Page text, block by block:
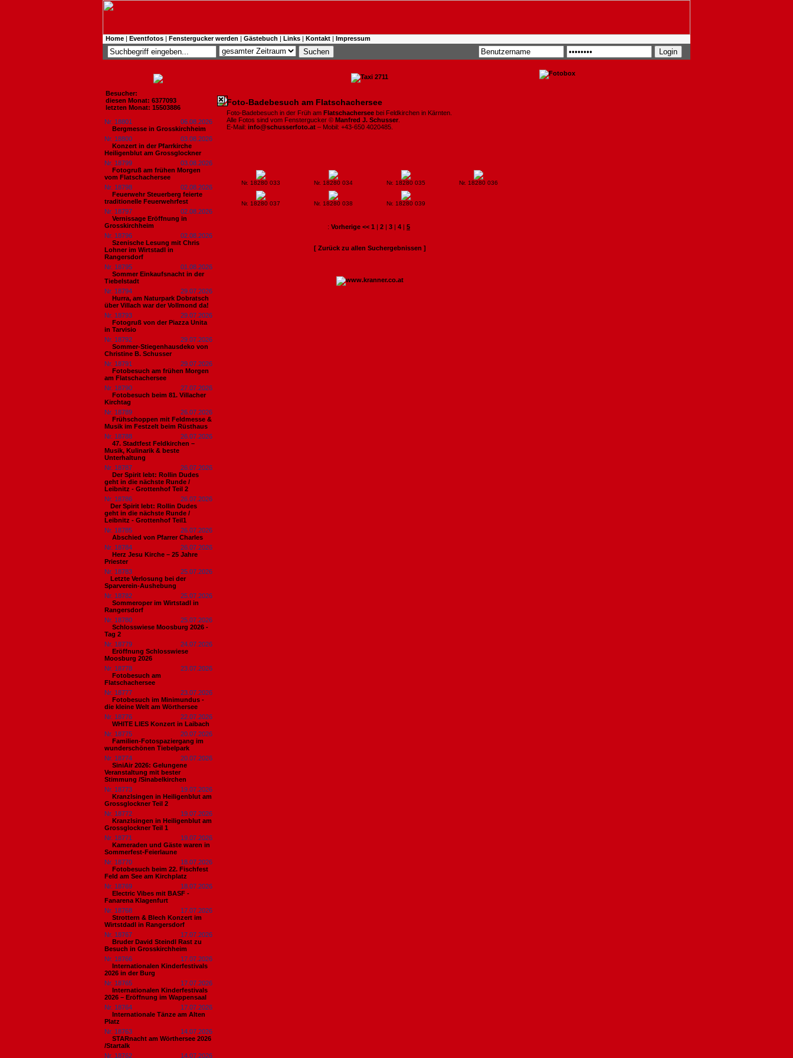
Home | Eventfotos | Fenstergucker werden | Gästebuch | Links | Kontakt | Impressum
Besucher:
diesen Monat: 6377093
letzten Monat: 15503886
Nr. 18801
06.08.2026
Bergmesse in Grosskirchheim
Nr. 18800
03.08.2026
Konzert in der Pfarrkirche
Heiligenblut am Grossglockner
Nr. 18799
03.08.2026
Fotogruß am frühen Morgen
vom Flatschachersee
Nr. 18798
02.08.2026
Feuerwehr Steuerberg feierte
traditionelle Feuerwehrfest
Nr. 18797
02.08.2026
Vernissage Eröffnung in
Grosskirchheim
Nr. 18796
02.08.2026
Szenische Lesung mit Chris
Lohner im Wirtstadl in
Rangersdorf
Nr. 18795
01.08.2026
Sommer Einkaufsnacht in der
Tiebelstadt
Nr. 18794
29.07.2026
Hurra, am Naturpark Dobratsch
über Villach war der Vollmond da!
Nr. 18793
29.07.2026
Fotogruß von der Piazza Unita
in Tarvisio
Nr. 18792
29.07.2026
Sommer-Stiegenhausdeko von
Christine B. Schusser
Nr. 18791
29.07.2026
Fotobesuch am frühen Morgen
am Flatschachersee
Nr. 18790
27.07.2026
Fotobesuch beim 81. Villacher
Kirchtag
Nr. 18789
26.07.2026
Frühschoppen mit Feldmesse &
Musik im Festzelt beim Rüsthaus
Nr. 18788
26.07.2026
47. Stadtfest Feldkirchen –
Musik, Kulinarik & beste
Unterhaltung
Nr. 18787
26.07.2026
Der Spirit lebt: Rollin Dudes
geht in die nächste Runde /
Leibnitz - Grottenhof Teil 2
Nr. 18786
26.07.2026
​Der Spirit lebt: Rollin Dudes
geht in die nächste Runde /
Leibnitz - Grottenhof Teil1
Nr. 18785
26.07.2026
Abschied von Pfarrer Charles
Nr. 18784
26.07.2026
Herz Jesu Kirche – 25 Jahre
Priester
Nr. 18783
25.07.2026
​Letzte Verlosung bei der
Sparverein-Aushebung
Nr. 18782
25.07.2026
Sommeroper im Wirtstadl in
Rangersdorf
Nr. 18780
25.07.2026
Schlosswiese Moosburg 2026 -
Tag 2
Nr. 18779
24.07.2026
Eröffnung Schlosswiese
Moosburg 2026
Nr. 18778
23.07.2026
Fotobesuch am
Flatschachersee
Nr. 18777
23.07.2026
Fotobesuch im Minimundus -
die kleine Welt am Wörthersee
Nr. 18776
22.07.2026
WHITE LIES Konzert in Laibach
Nr. 18775
20.07.2026
Familien-Fotospaziergang im
wunderschönen Tiebelpark
Nr. 18774
20.07.2026
SiniAir 2026: Gelungene
Veranstaltung mit bester
Stimmung /Sinabelkirchen
Nr. 18773
19.07.2026
Kranzlsingen in Heiligenblut am
Grossglockner Teil 2
Nr. 18772
19.07.2026
Kranzlsingen in Heiligenblut am
Grossglockner Teil 1
Nr. 18771
19.07.2026
Kameraden und Gäste waren in
Sommerfest-Feierlaune
Nr. 18770
18.07.2026
Fotobesuch beim 22. Fischfest
Feld am See am Kirchplatz
Nr. 18769
18.07.2026
Electric Vibes mit BASF -
Fanarena Klagenfurt
Nr. 18768
17.07.2026
Strottern & Blech Konzert im
Wirtstdadl in Rangersdorf
Nr. 18767
17.07.2026
Bruder David Steindl Rast zu
Besuch in Grosskirchheim
Nr. 18766
17.07.2026
Internationalen Kinderfestivals
2026 in der Burg
Nr. 18765
17.07.2026
Internationalen Kinderfestivals
2026 – Eröffnung im Wappensaal
Nr. 18764
17.07.2026
Internationale Tänze am Alten
Platz
Nr. 18763
14.07.2026
STARnacht am Wörthersee 2026
/Startalk
Nr. 18762
14.07.2026
Foto-Badebesuch am Flatschachersee
Foto-Badebesuch in der Früh am Flatschachersee bei Feldkirchen in Kärnten.
Alle Fotos sind vom Fenstergucker © Manfred J. Schusser
E-Mail: info@schusserfoto.at – Mobil: +43-650 4020485.
Nr. 18280 033 Nr. 18280 034 Nr. 18280 035 Nr. 18280 036
Nr. 18280 037 Nr. 18280 038 Nr. 18280 039
: Vorherige << 1 | 2 | 3 | 4 | 5
[ Zurück zu allen Suchergebnissen ]